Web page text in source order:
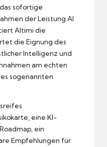
sofortige
der Leistung AI
Altimi die
die Eignung des
Intelligenz und
am echten
sogenannten
eine KI-
ein
Empfehlungen für